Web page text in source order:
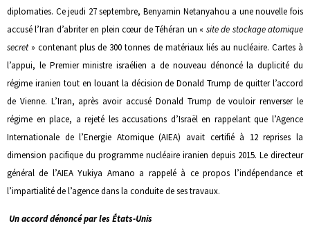
diplomaties. Ce jeudi 27 septembre, Benyamin Netanyahou a une nouvelle fois
accusé l’Iran d’abriter en plein cœur de Téhéran un « site de stockage atomique
secret» contenant plus de 300 tonnes de matériaux liés au nucléaire. Cartes à
l’appui, le Premier ministre israélien a de nouveau dénoncé la duplicité du
régime iranien tout en louant la décision de Donald Trump de quitter l’accord
de Vienne. L’Iran, après avoir accusé Donald Trump de vouloir renverser le
régime en place, a rejeté les accusations d’Israël en rappelant que l’Agence
Internationale de l’Energie Atomique (AIEA) avait certifié à 12 reprises la
dimension pacifique du programme nucléaire iranien depuis 2015. Le directeur
général de l’AIEA Yukiya Amano a rappelé à ce propos l’indépendance et
l’impartialité de l’agence dans la conduite de ses travaux.
Un accord dénoncé par les États-Unis